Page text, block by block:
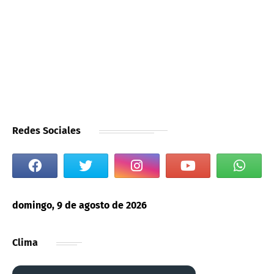
Redes Sociales
domingo, 9 de agosto de 2026
Clima